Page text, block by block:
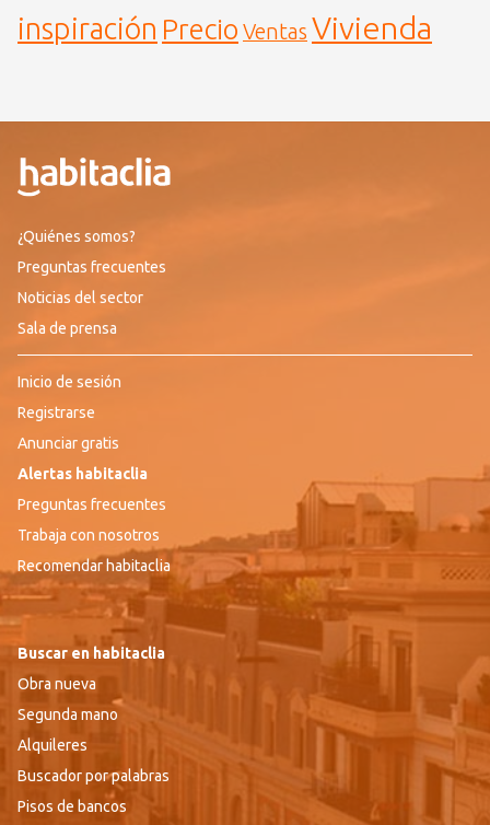
inspiración Precio Ventas Vivienda
¿Quiénes somos?
Preguntas frecuentes
Noticias del sector
Sala de prensa
Inicio de sesión
Registrarse
Anunciar gratis
Alertas habitaclia
Preguntas frecuentes
Trabaja con nosotros
Recomendar habitaclia
Buscar en habitaclia
Obra nueva
Segunda mano
Alquileres
Buscador por palabras
Pisos de bancos